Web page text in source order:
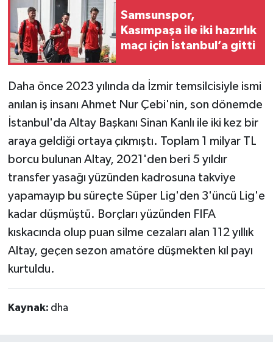
Samsunspor,
Kasımpaşa ile iki hazırlık
maçı için İstanbul’a gitti
Daha önce 2023 yılında da İzmir temsilcisiyle ismi
anılan iş insanı Ahmet Nur Çebi'nin, son dönemde
İstanbul'da Altay Başkanı Sinan Kanlı ile iki kez bir
araya geldiği ortaya çıkmıştı. Toplam 1 milyar TL
borcu bulunan Altay, 2021'den beri 5 yıldır
transfer yasağı yüzünden kadrosuna takviye
yapamayıp bu süreçte Süper Lig'den 3'üncü Lig'e
kadar düşmüştü. Borçları yüzünden FIFA
kıskacında olup puan silme cezaları alan 112 yıllık
Altay, geçen sezon amatöre düşmekten kıl payı
kurtuldu.
Kaynak: dha